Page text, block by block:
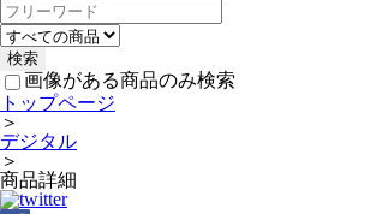
画像がある商品のみ検索
トップページ
＞
デジタル
＞
商品詳細